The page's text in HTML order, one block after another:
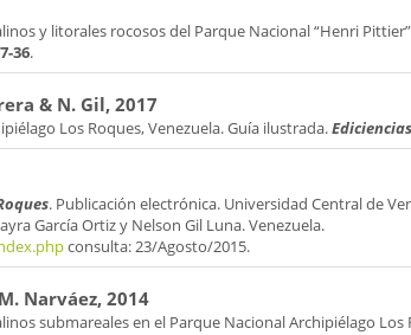
y litorales rocosos del Parque Nacional “Henri
36.
& N. Gil, 2017
Los Roques, Venezuela. Guía ilustrada.
. Publicación electrónica. Universidad Central de
García Ortiz y Nelson Gil Luna. Venezuela.
consulta: 23/Agosto/2015.
Narváez, 2014
submareales en el Parque Nacional Archipiélago Los